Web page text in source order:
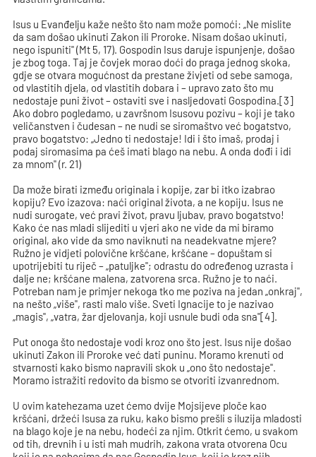
Isus u Evanđelju kaže nešto što nam može pomoći: „Ne mislite
da sam došao ukinuti Zakon ili Proroke. Nisam došao ukinuti,
nego ispuniti" (Mt 5, 17). Gospodin Isus daruje ispunjenje, došao
je zbog toga. Taj je čovjek morao doći do praga jednog skoka,
gdje se otvara mogućnost da prestane živjeti od sebe samoga,
od vlastitih djela, od vlastitih dobara i – upravo zato što mu
nedostaje puni život – ostaviti sve i nasljedovati Gospodina.[3]
Ako dobro pogledamo, u završnom Isusovu pozivu – koji je tako
veličanstven i čudesan – ne nudi se siromaštvo već bogatstvo,
pravo bogatstvo: „Jedno ti nedostaje! Idi i što imaš, prodaj i
podaj siromasima pa ćeš imati blago na nebu. A onda dođi i idi
za mnom" (r. 21)
Da može birati između originala i kopije, zar bi itko izabrao
kopiju? Evo izazova: naći original života, a ne kopiju. Isus ne
nudi surogate, već pravi život, pravu ljubav, pravo bogatstvo!
Kako će nas mladi slijediti u vjeri ako ne vide da mi biramo
original, ako vide da smo naviknuti na neadekvatne mjere?
Ružno je vidjeti polovične kršćane, kršćane – dopuštam si
upotrijebiti tu riječ – „patuljke"; odrastu do određenog uzrasta i
dalje ne; kršćane malena, zatvorena srca. Ružno je to naći.
Potreban nam je primjer nekoga tko me poziva na jedan „onkraj",
na nešto „više", rasti malo više. Sveti Ignacije to je nazivao
„magis", „vatra, žar djelovanja, koji usnule budi oda sna"[4].
Put onoga što nedostaje vodi kroz ono što jest. Isus nije došao
ukinuti Zakon ili Proroke već dati puninu. Moramo krenuti od
stvarnosti kako bismo napravili skok u „ono što nedostaje".
Moramo istražiti redovito da bismo se otvoriti izvanrednom.
U ovim katehezama uzet ćemo dvije Mojsijeve ploče kao
kršćani, držeći Isusa za ruku, kako bismo prešli s iluzija mladosti
na blago koje je na nebu, hodeći za njim. Otkrit ćemo, u svakom
od tih, drevnih i u isti mah mudrih, zakona vrata otvorena Ocu